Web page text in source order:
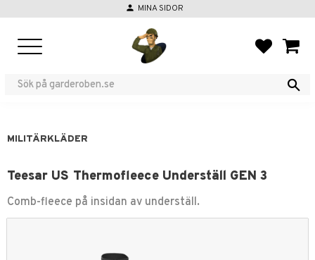
person MINA SIDOR
MILITÄRKLÄDER
Teesar US Thermofleece Underställ GEN 3
Comb-fleece på insidan av underställ.